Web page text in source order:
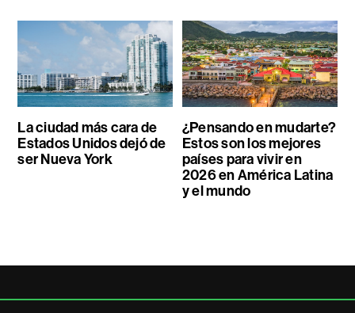
La ciudad más cara de
Estados Unidos dejó de
ser Nueva York
¿Pensando en mudarte?
Estos son los mejores
países para vivir en
2026 en América Latina
y el mundo